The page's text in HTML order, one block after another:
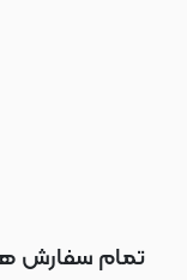
تمام سفارش